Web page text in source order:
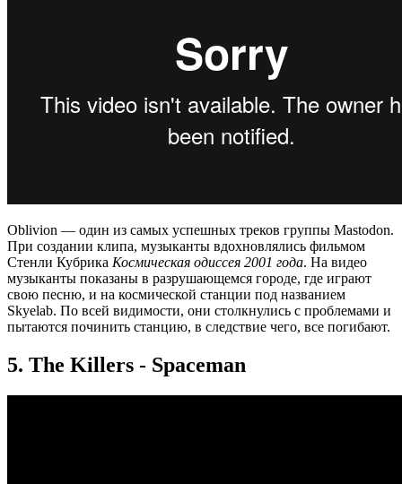
Oblivion — один из самых успешных треков группы Mastodon.
При создании клипа, музыканты вдохновлялись фильмом
Стенли Кубрика Космическая одиссея 2001 года. На видео
музыканты показаны в разрушающемся городе, где играют
свою песню, и на космической станции под названием
Skyelab. По всей видимости, они столкнулись с проблемами и
пытаются починить станцию, в следствие чего, все погибают.
5. The Killers - Spaceman